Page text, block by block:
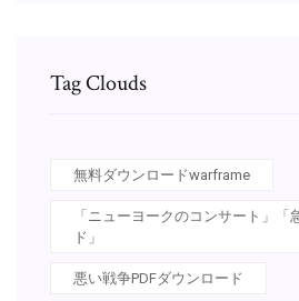
Tag Clouds
無料ダウンロードwarframe
「ニューヨークのコンサート」「
ド」
悪い戦争PDFダウンロード